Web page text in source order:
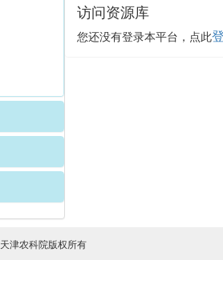
访问资源库
您还没有登录本平台，点此
天津农科院版权所有